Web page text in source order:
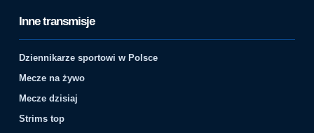
Inne transmisje
Dziennikarze sportowi w Polsce
Mecze na żywo
Mecze dzisiaj
Strims top